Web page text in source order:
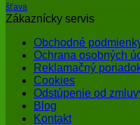
šťava
Zákaznícky servis
Obchodné
Ochrana osobných
Reklamačný
Cookies
Odstúpenie od
Blog
Kontakt